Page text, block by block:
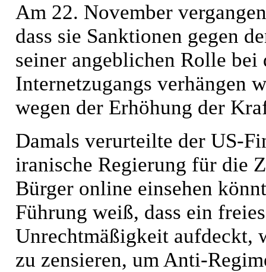
Am 22. November
dass sie Sanktionen gegen
seiner angeblichen Rolle
Internetzugangs verhängen
wegen der Erhöhung der
Damals verurteilte der US-
iranische Regierung für die
Bürger online einsehen
Führung weiß, dass ein
Unrechtmäßigkeit aufdeckt,
zu zensieren, um Anti-